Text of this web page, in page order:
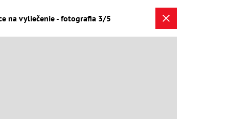
na vyliečenie - fotografia 3/5